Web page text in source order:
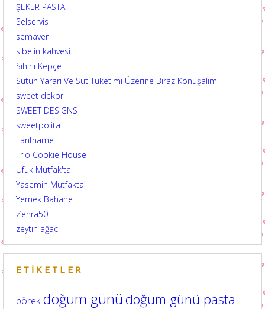
ŞEKER PASTA
Selservis
semaver
sibelin kahvesi
Sihirli Kepçe
Sütün Yararı Ve Süt Tüketimi Üzerine Biraz Konuşalım
sweet dekor
SWEET DESIGNS
sweetpolita
Tarifname
Trio Cookie House
Ufuk Mutfak'ta
Yasemin Mutfakta
Yemek Bahane
Zehra50
zeytin ağacı
ETIKETLER
börek doğum günüdoğum günü pasta